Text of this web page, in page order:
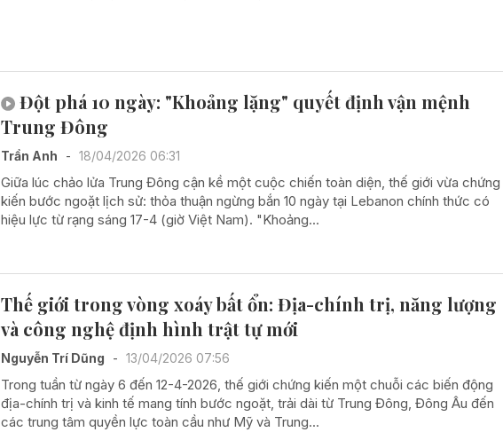
Đột phá 10 ngày: "Khoảng lặng" quyết định vận mệnh
Trung Đông
Trần Anh - 18/04/2026 06:31
Giữa lúc chảo lửa Trung Đông cận kề một cuộc chiến toàn diện, thế giới vừa chứng
kiến bước ngoặt lịch sử: thỏa thuận ngừng bắn 10 ngày tại Lebanon chính thức có
hiệu lực từ rạng sáng 17-4 (giờ Việt Nam). "Khoảng...
Thế giới trong vòng xoáy bất ổn: Địa-chính trị, năng lượng
và công nghệ định hình trật tự mới
Nguyễn Trí Dũng - 13/04/2026 07:56
Trong tuần từ ngày 6 đến 12-4-2026, thế giới chứng kiến một chuỗi các biến động
địa-chính trị và kinh tế mang tính bước ngoặt, trải dài từ Trung Đông, Đông Âu đến
các trung tâm quyền lực toàn cầu như Mỹ và Trung...